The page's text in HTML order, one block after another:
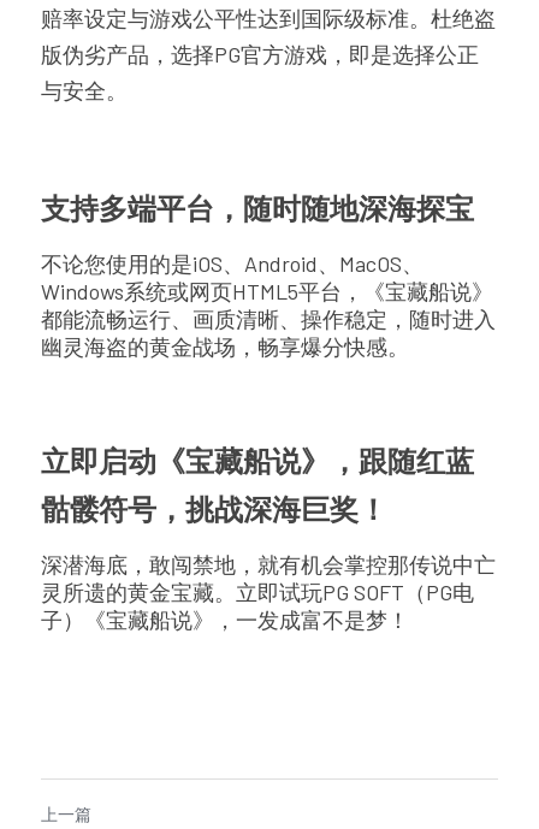
赔率设定与游戏公平性达到国际级标准。杜绝盗
版伪劣产品，选择PG官方游戏，即是选择公正
与安全。
支持多端平台，随时随地深海探宝
不论您使用的是iOS、Android、MacOS、
Windows系统或网页HTML5平台，《宝藏船说》
都能流畅运行、画质清晰、操作稳定，随时进入
幽灵海盗的黄金战场，畅享爆分快感。
立即启动《宝藏船说》，跟随红蓝
骷髅符号，挑战深海巨奖！
深潜海底，敢闯禁地，就有机会掌控那传说中亡
灵所遗的黄金宝藏。立即试玩PG SOFT（PG电
子）《宝藏船说》，一发成富不是梦！
上一篇